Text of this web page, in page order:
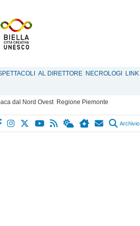
AL DIRETTORE NECROLOGI
LINK
dal Nord Ovest Regione Piemonte
Archivio